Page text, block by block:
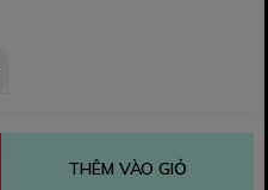
THÊM VÀO GIỎ